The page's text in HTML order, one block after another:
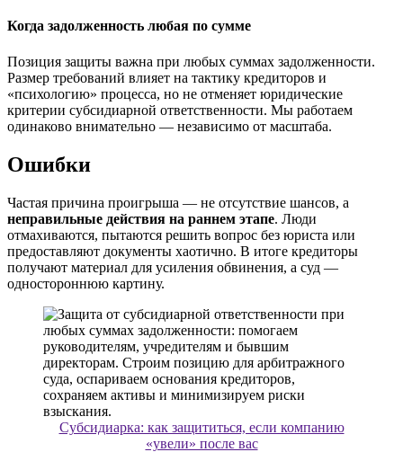
Когда задолженность любая по сумме
Позиция защиты важна при любых суммах задолженности.
Размер требований влияет на тактику кредиторов и
«психологию» процесса, но не отменяет юридические
критерии субсидиарной ответственности. Мы работаем
одинаково внимательно — независимо от масштаба.
Ошибки
Частая причина проигрыша — не отсутствие шансов, а
неправильные действия на раннем этапе. Люди
отмахиваются, пытаются решить вопрос без юриста или
предоставляют документы хаотично. В итоге кредиторы
получают материал для усиления обвинения, а суд —
одностороннюю картину.
Субсидиарка: как защититься, если компанию
«увели» после вас